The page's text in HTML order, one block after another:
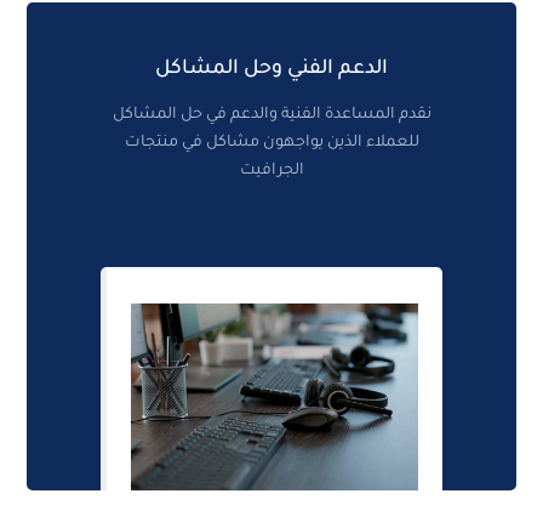
الدعم الفني وحل المشاكل
نقدم المساعدة الفنية والدعم في حل المشاكل
للعملاء الذين يواجهون مشاكل في منتجات
الجرافيت